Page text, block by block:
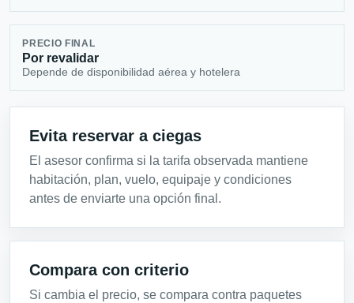
PRECIO FINAL
Por revalidar
Depende de disponibilidad aérea y hotelera
Evita reservar a ciegas
El asesor confirma si la tarifa observada mantiene
habitación, plan, vuelo, equipaje y condiciones
antes de enviarte una opción final.
Compara con criterio
Si cambia el precio, se compara contra paquetes